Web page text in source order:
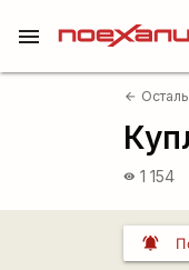
menu
arrow_back
visibility 1 154
notifications_active